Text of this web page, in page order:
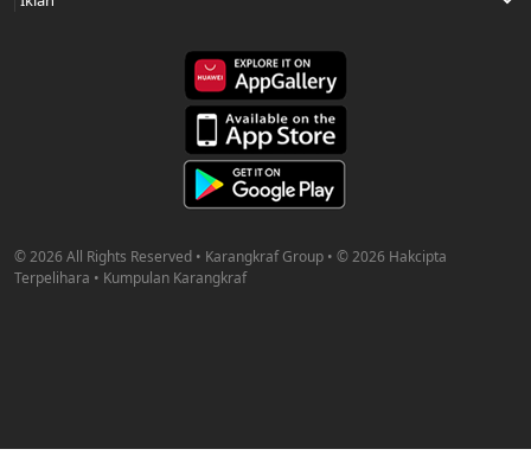
© 2026 All Rights Reserved • Karangkraf Group • © 2026 Hakcipta
Terpelihara • Kumpulan Karangkraf